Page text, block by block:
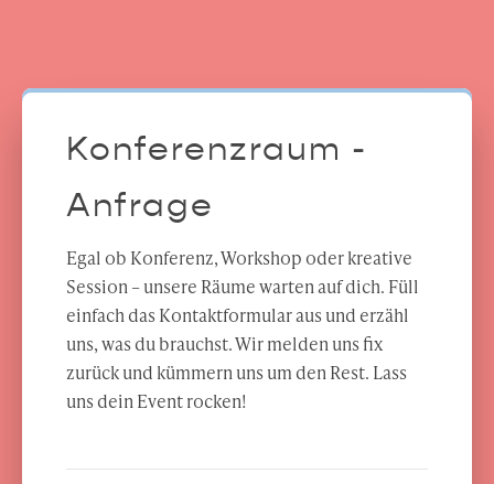
Konferenzraum -
Anfrage
Egal ob Konferenz, Workshop oder kreative
Session – unsere Räume warten auf dich. Füll
einfach das Kontaktformular aus und erzähl
uns, was du brauchst. Wir melden uns fix
zurück und kümmern uns um den Rest. Lass
uns dein Event rocken!